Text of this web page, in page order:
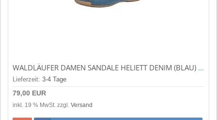
WALDLÄUFER DAMEN SANDALE HELIETT DENIM (BLAU) 342025-177-263
Lieferzeit: 3-4 Tage
79,00 EUR
inkl. 19 % MwSt. zzgl. Versand